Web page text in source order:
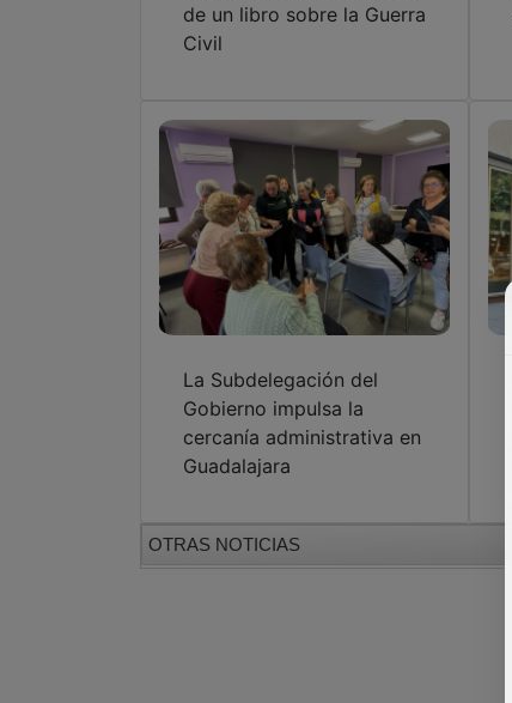
de un libro sobre la Guerra
Civil
La Subdelegación del
Gobierno impulsa la
cercanía administrativa en
Guadalajara
OTRAS NOTICIAS